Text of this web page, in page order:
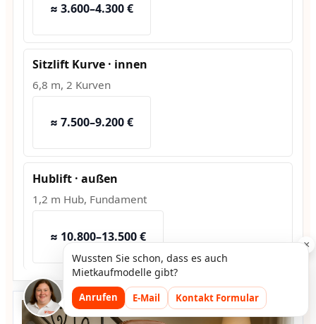
≈ 3.600–4.300 €
Sitzlift Kurve · innen
6,8 m, 2 Kurven
≈ 7.500–9.200 €
Hublift · außen
1,2 m Hub, Fundament
≈ 10.800–13.500 €
×
Wussten Sie schon, dass es auch
Mietkaufmodelle gibt?
Anrufen E-Mail Kontakt Formular